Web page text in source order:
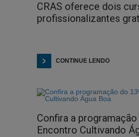
CRAS oferece dois
profissionalizantes
CONTINUE LENDO
Confira a programação
Encontro Cultivando